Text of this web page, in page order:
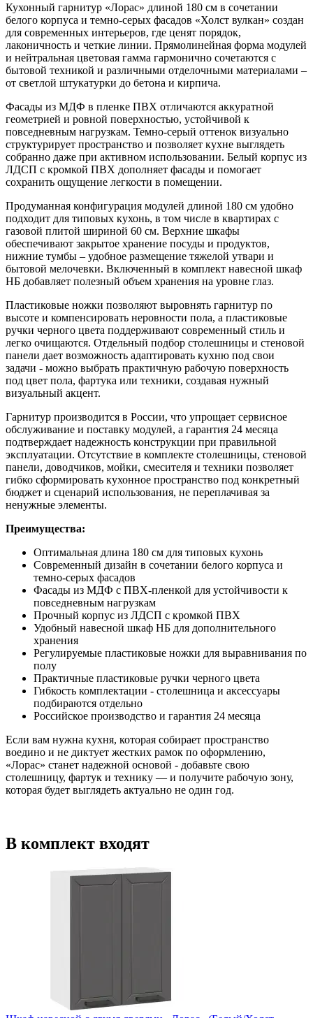
Кухонный гарнитур «Лорас» длиной 180 см в сочетании
белого корпуса и темно-серых фасадов «Холст вулкан» создан
для современных интерьеров, где ценят порядок,
лаконичность и четкие линии. Прямолинейная форма модулей
и нейтральная цветовая гамма гармонично сочетаются с
бытовой техникой и различными отделочными материалами –
от светлой штукатурки до бетона и кирпича.
Фасады из МДФ в пленке ПВХ отличаются аккуратной
геометрией и ровной поверхностью, устойчивой к
повседневным нагрузкам. Темно-серый оттенок визуально
структурирует пространство и позволяет кухне выглядеть
собранно даже при активном использовании. Белый корпус из
ЛДСП с кромкой ПВХ дополняет фасады и помогает
сохранить ощущение легкости в помещении.
Продуманная конфигурация модулей длиной 180 см удобно
подходит для типовых кухонь, в том числе в квартирах с
газовой плитой шириной 60 см. Верхние шкафы
обеспечивают закрытое хранение посуды и продуктов,
нижние тумбы – удобное размещение тяжелой утвари и
бытовой мелочевки. Включенный в комплект навесной шкаф
НБ добавляет полезный объем хранения на уровне глаз.
Пластиковые ножки позволяют выровнять гарнитур по
высоте и компенсировать неровности пола, а пластиковые
ручки черного цвета поддерживают современный стиль и
легко очищаются. Отдельный подбор столешницы и стеновой
панели дает возможность адаптировать кухню под свои
задачи - можно выбрать практичную рабочую поверхность
под цвет пола, фартука или техники, создавая нужный
визуальный акцент.
Гарнитур производится в России, что упрощает сервисное
обслуживание и поставку модулей, а гарантия 24 месяца
подтверждает надежность конструкции при правильной
эксплуатации. Отсутствие в комплекте столешницы, стеновой
панели, доводчиков, мойки, смесителя и техники позволяет
гибко сформировать кухонное пространство под конкретный
бюджет и сценарий использования, не переплачивая за
ненужные элементы.
Преимущества:
Оптимальная длина 180 см для типовых кухонь
Современный дизайн в сочетании белого корпуса и
темно-серых фасадов
Фасады из МДФ с ПВХ-пленкой для устойчивости к
повседневным нагрузкам
Прочный корпус из ЛДСП с кромкой ПВХ
Удобный навесной шкаф НБ для дополнительного
хранения
Регулируемые пластиковые ножки для выравнивания по
полу
Практичные пластиковые ручки черного цвета
Гибкость комплектации - столешница и аксессуары
подбираются отдельно
Российское производство и гарантия 24 месяца
Если вам нужна кухня, которая собирает пространство
воедино и не диктует жестких рамок по оформлению,
«Лорас» станет надежной основой - добавьте свою
столешницу, фартук и технику — и получите рабочую зону,
которая будет выглядеть актуально не один год.
В комплект входят